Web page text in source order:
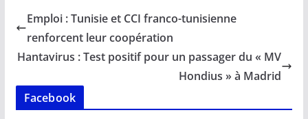
b
o
o
k
l s
A
p
e
dI
n
y
n
k
g
Emploi : Tunisie et CCI franco-tunisienne
renforcent leur coopération
Hantavirus : Test positif pour un passager du « MV
Hondius » à Madrid
Facebook